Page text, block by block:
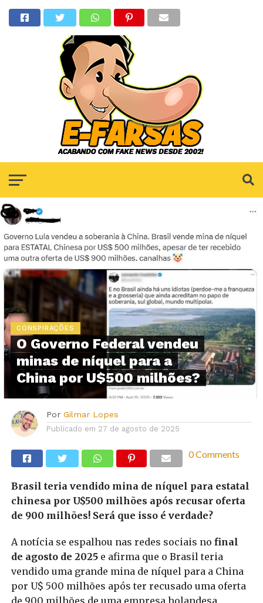
CONSPIRAÇÕES
O Governo Federal vendeu
minas de níquel para a
China por U$500 milhões?
Por Gilmar Lopes
Publicado em 27 de agosto de 2025
0 Comments
Brasil teria vendido mina de níquel para estatal
chinesa por U$500 milhões após recusar oferta
de 900 milhões! Será que isso é verdade?
A notícia se espalhou nas redes sociais no final
de agosto de 2025e afirma que o Brasil teria
vendido uma grande mina de níquel para a China
por U$ 500 milhões após ter recusado uma oferta
de 900 milhões de uma empresa holandesa.